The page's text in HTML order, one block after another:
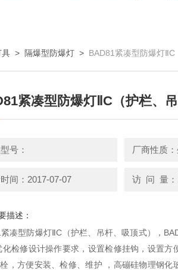
具 > 隔爆型防爆灯 > BAD81紧凑型防爆灯ⅡC
紧凑型防爆灯ⅡC（护栏、吊
号： 厂商性质
间：2017-07-07 访 问 量：
描述：
紧凑型防爆灯ⅡC（护栏、吊杆、吸顶式），
化检修设计操作要求，设置检修挂钩，设置方
，方便安装、检修、维护 ，高磞硅物理钢化